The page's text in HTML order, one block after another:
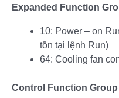
Expanded Function
10: Power – on
tồn tại lệnh Run)
64: Cooling fan
Control Function Group